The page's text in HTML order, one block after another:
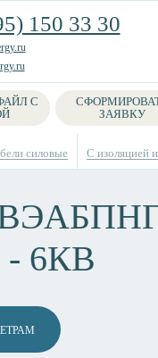
150 33 30
С
ЗАЯВКУ
силовые С изоляцией
- 6КВ